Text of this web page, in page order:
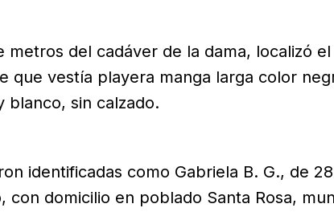
metros del cadáver de la dama, localizó el
que vestía playera manga larga color
blanco, sin calzado.
identificadas como Gabriela B. G., de
con domicilio en poblado Santa Rosa,